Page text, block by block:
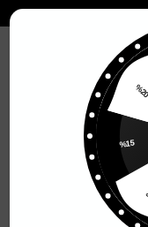
Kadın Giyim
%15
%20